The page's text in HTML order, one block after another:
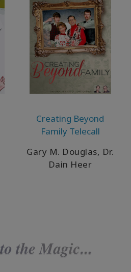
Creating Beyond
Family Telecall
Gary M. Douglas, Dr.
Dain Heer